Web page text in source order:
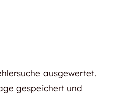
ausgewertet.
gespeichert und